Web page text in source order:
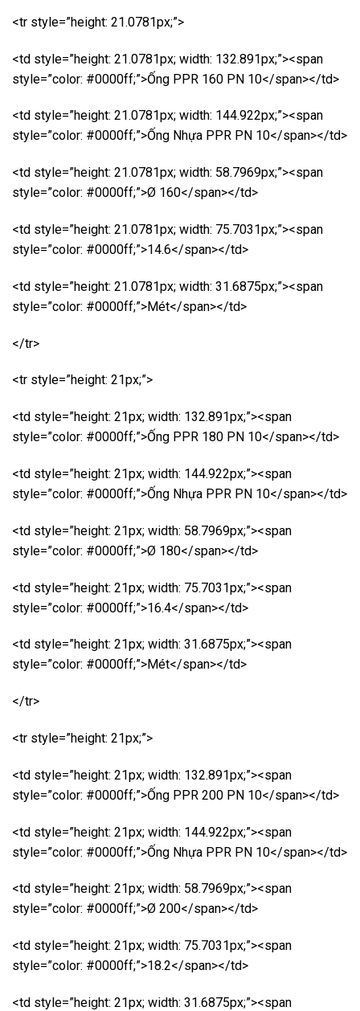
<tr style=”height: 21.0781px;”>
<td style=”height: 21.0781px; width: 132.891px;”><span
style=”color: #0000ff;”>Ống PPR 160 PN 10</span></td>
<td style=”height: 21.0781px; width: 144.922px;”><span
style=”color: #0000ff;”>Ống Nhựa PPR PN 10</span></td>
<td style=”height: 21.0781px; width: 58.7969px;”><span
style=”color: #0000ff;”>Ø 160</span></td>
<td style=”height: 21.0781px; width: 75.7031px;”><span
style=”color: #0000ff;”>14.6</span></td>
<td style=”height: 21.0781px; width: 31.6875px;”><span
style=”color: #0000ff;”>Mét</span></td>
</tr>
<tr style=”height: 21px;”>
<td style=”height: 21px; width: 132.891px;”><span
style=”color: #0000ff;”>Ống PPR 180 PN 10</span></td>
<td style=”height: 21px; width: 144.922px;”><span
style=”color: #0000ff;”>Ống Nhựa PPR PN 10</span></td>
<td style=”height: 21px; width: 58.7969px;”><span
style=”color: #0000ff;”>Ø 180</span></td>
<td style=”height: 21px; width: 75.7031px;”><span
style=”color: #0000ff;”>16.4</span></td>
<td style=”height: 21px; width: 31.6875px;”><span
style=”color: #0000ff;”>Mét</span></td>
</tr>
<tr style=”height: 21px;”>
<td style=”height: 21px; width: 132.891px;”><span
style=”color: #0000ff;”>Ống PPR 200 PN 10</span></td>
<td style=”height: 21px; width: 144.922px;”><span
style=”color: #0000ff;”>Ống Nhựa PPR PN 10</span></td>
<td style=”height: 21px; width: 58.7969px;”><span
style=”color: #0000ff;”>Ø 200</span></td>
<td style=”height: 21px; width: 75.7031px;”><span
style=”color: #0000ff;”>18.2</span></td>
<td style=”height: 21px; width: 31.6875px;”><span